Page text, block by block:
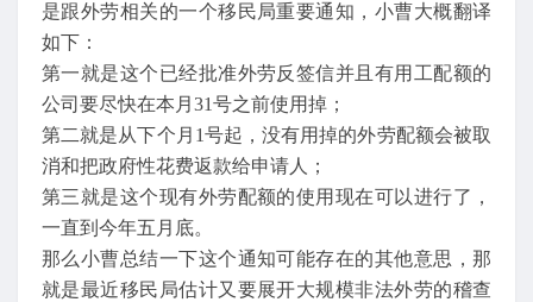
是跟外劳相关的一个移民局重要通知，小曹大概翻译
如下：
第一就是这个已经批准外劳反签信并且有用工配额的
公司要尽快在本月31号之前使用掉；
第二就是从下个月1号起，没有用掉的外劳配额会被取
消和把政府性花费返款给申请人；
第三就是这个现有外劳配额的使用现在可以进行了，
一直到今年五月底。
那么小曹总结一下这个通知可能存在的其他意思，那
就是最近移民局估计又要展开大规模非法外劳的稽查